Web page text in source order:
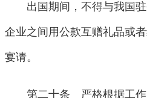
出国期间，不得与我国驻
企业之间用公款互赠礼品或
宴请。
第二十条 严格根据工作